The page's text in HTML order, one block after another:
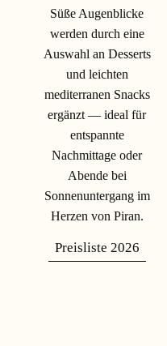
Süße Augenblicke
werden durch eine
Auswahl an Desserts
und leichten
mediterranen Snacks
ergänzt — ideal für
entspannte
Nachmittage oder
Abende bei
Sonnenuntergang im
Herzen von Piran.
Preisliste 2026